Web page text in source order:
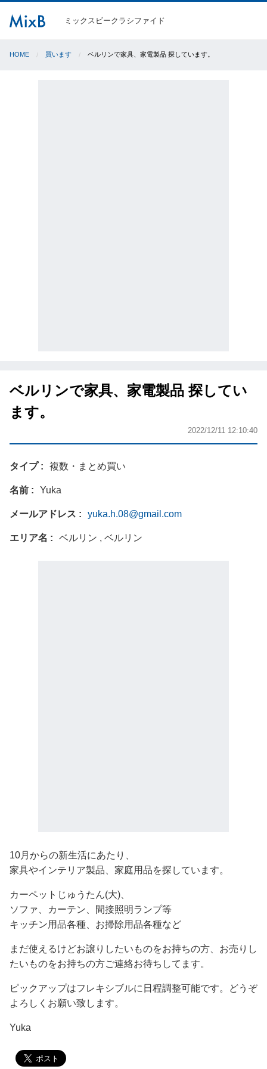
ミックスビークラシファイド
HOME 買います ベルリンで家具、家電製品 探しています。
ベルリンで家具、家電製品 探してい
ます。
2022/12/11 12:10:40
タイプ 複数・まとめ買い
名前 Yuka
メールアドレス yuka.h.08@gmail.com
エリア名 ベルリン , ベルリン
10月からの新生活にあたり、
家具やインテリア製品、家庭用品を探しています。
カーペットじゅうたん(大)、
ソファ、カーテン、間接照明ランプ等
キッチン用品各種、お掃除用品各種など
まだ使えるけどお譲りしたいものをお持ちの方、お売りし
たいものをお持ちの方ご連絡お待ちしてます。
ピックアップはフレキシブルに日程調整可能です。どうぞ
よろしくお願い致します。
Yuka